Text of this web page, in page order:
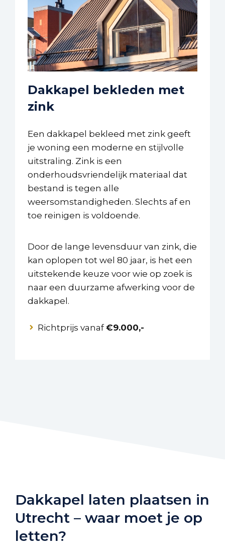
Dakkapel bekleden met
zink
Een dakkapel bekleed met zink geeft
je woning een moderne en stijlvolle
uitstraling. Zink is een
onderhoudsvriendelijk materiaal dat
bestand is tegen alle
weersomstandigheden. Slechts af en
toe reinigen is voldoende.
Door de lange levensduur van zink, die
kan oplopen tot wel 80 jaar, is het een
uitstekende keuze voor wie op zoek is
naar een duurzame afwerking voor de
dakkapel.
Richtprijs vanaf€9.000,-
Dakkapel laten plaatsen in
Utrecht – waar moet je op
letten?